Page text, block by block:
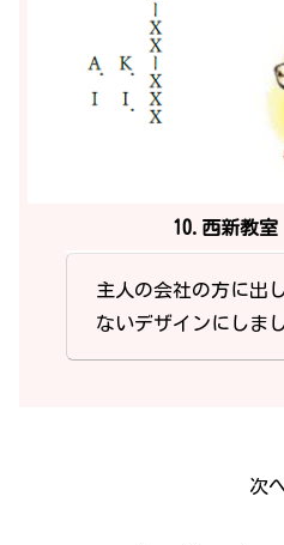
10.西新教
主人の会社の方に出
ないデザインにしまし
次